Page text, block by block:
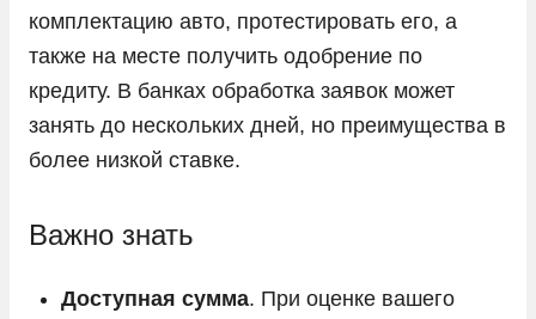
Solaris
Sollers
SsangYong
Tesla
комплектацию авто, протестировать его, а
также на месте получить одобрение по
кредиту. В банках обработка заявок может
занять до нескольких дней, но преимущества в
более низкой ставке.
Важно знать
Доступная сумма. При оценке вашего